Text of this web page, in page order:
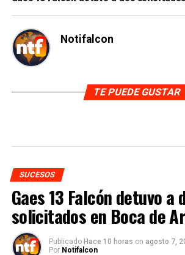
Notifalcon
TE PUEDE GUSTAR
SUCESOS
Gaes 13 Falcón detuvo a
solicitados en Boca de
Publicado Hace 10 horas on agosto 7,
Por Notifalcon